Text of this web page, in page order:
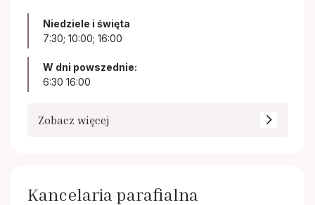
Niedziele i święta
7:30; 10:00; 16:00
W dni powszednie:
6:30 16:00
Zobacz więcej
Kancelaria parafialna